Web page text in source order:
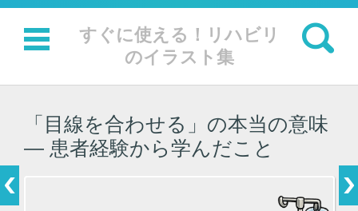
すぐに使える！リハビリ
のイラスト集
検索:
コンテンツに移動
「目線を合わせる」の本当の意味
― 患者経験から学んだこと